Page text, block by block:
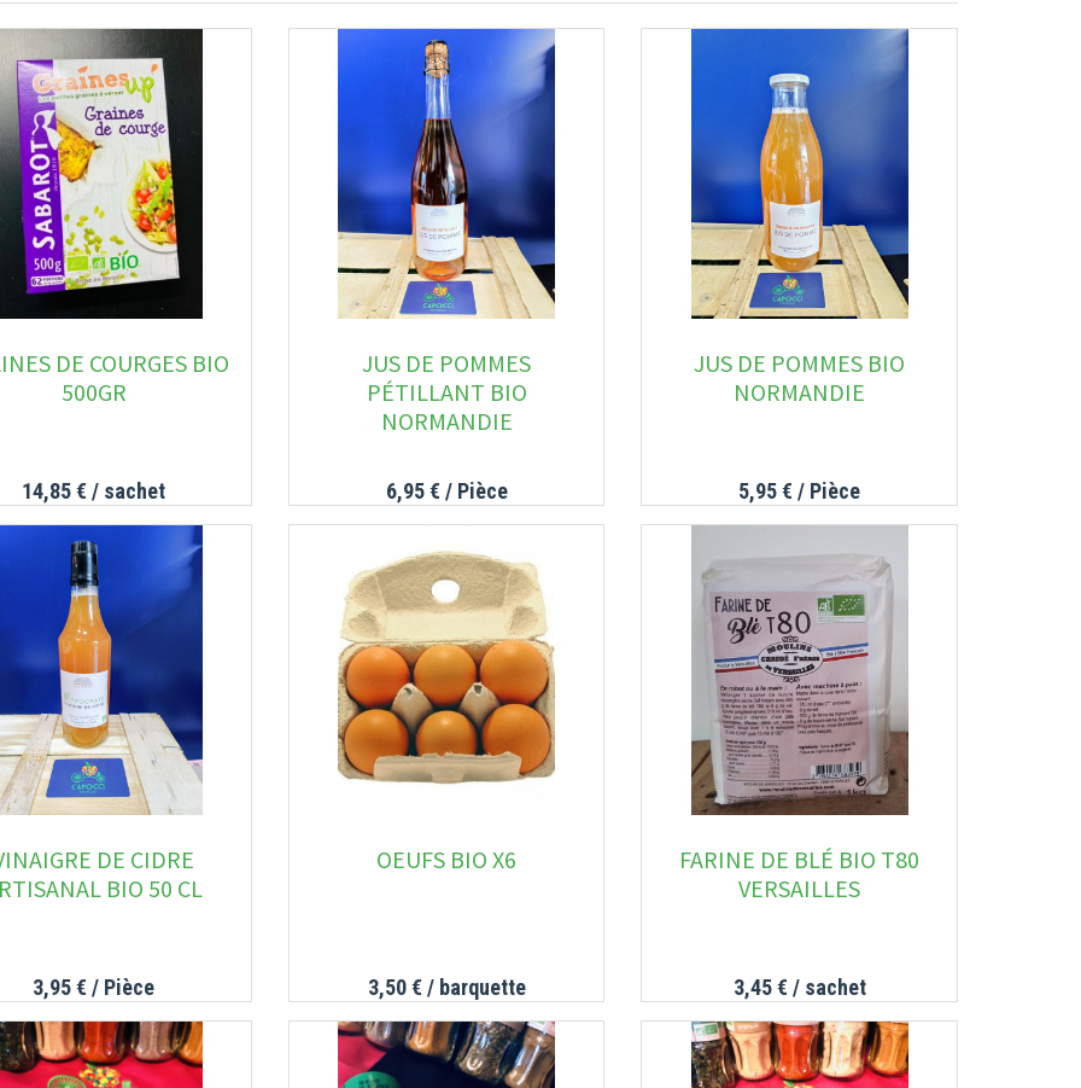
DE COURGES BIO
500GR
14,85 € / sachet
JUS DE POMMES
PÉTILLANT BIO
NORMANDIE
6,95 € / Pièce
JUS DE POMMES BIO
NORMANDIE
5,95 € / Pièce
DE CIDRE
BIO 50 CL
3,95 € / Pièce
OEUFS BIO X6
3,50 € / barquette
FARINE DE BLÉ BIO T80
VERSAILLES
3,45 € / sachet